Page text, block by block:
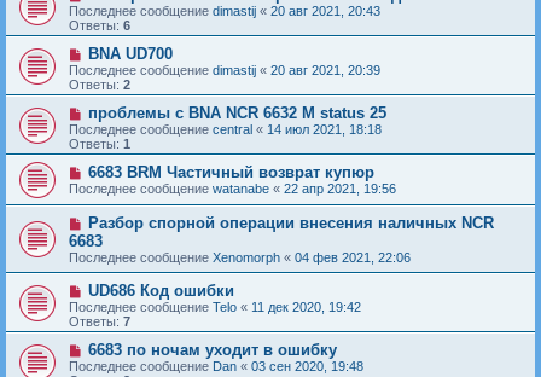
Последнее сообщение dimastij « 20 авг 2021, 20:43
Ответы: 6
BNA UD700
Последнее сообщение dimastij « 20 авг 2021, 20:39
Ответы: 2
проблемы с BNA NCR 6632 M status 25
Последнее сообщение central « 14 июл 2021, 18:18
Ответы: 1
6683 BRM Частичный возврат купюр
Последнее сообщение watanabe « 22 апр 2021, 19:56
Разбор спорной операции внесения наличных NCR
6683
Последнее сообщение Xenomorph « 04 фев 2021, 22:06
UD686 Код ошибки
Последнее сообщение Telo « 11 дек 2020, 19:42
Ответы: 7
6683 по ночам уходит в ошибку
Последнее сообщение Dan « 03 сен 2020, 19:48